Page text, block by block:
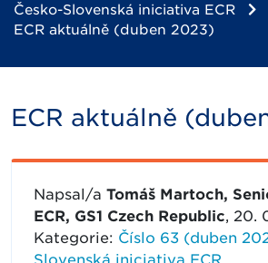
Česko-Slovenská iniciativa ECR
ECR aktuálně (duben 2023)
ECR aktuálně
Napsal/a Tomáš Martoch,
ECR, GS1 Czech Republic, 20.
Kategorie: Číslo 63 (duben
Slovenská iniciativa ECR